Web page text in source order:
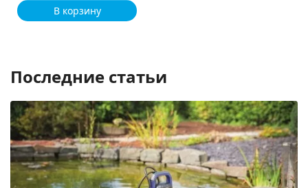
В корзину
Последние статьи